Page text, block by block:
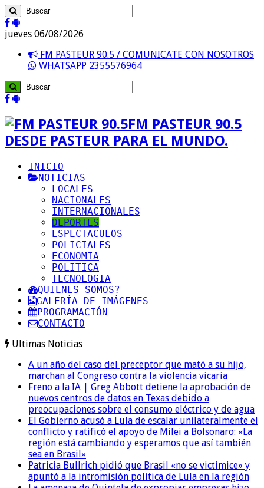
jueves 06/08/2026
FM PASTEUR 90.5 / COMUNICATE CON NOSOTROS
WHATSAPP 2355576964
FM PASTEUR 90.5
DESDE PASTEUR PARA EL MUNDO.
INICIO
NOTICIAS
LOCALES
NACIONALES
INTERNACIONALES
DEPORTES
ESPECTACULOS
POLICIALES
ECONOMIA
POLITICA
TECNOLOGIA
QUIENES SOMOS?
GALERÍA DE IMÁGENES
PROGRAMACIÓN
CONTACTO
Ultimas Noticias
A un año del caso del preceptor que mató a su hijo,
marchan al Congreso contra la violencia vicaria
Freno a la IA | Greg Abbott detiene la aprobación de
nuevos centros de datos en Texas debido a
preocupaciones sobre el consumo eléctrico y de agua
El Gobierno acusó a Lula de escalar unilateralmente el
conflicto y ratificó el apoyo de Milei a Bolsonaro: «La
región está cambiando y esperamos que así también
sea en Brasil»
Patricia Bullrich pidió que Brasil «no se victimice» y
apuntó a la intromisión política de Lula en la región